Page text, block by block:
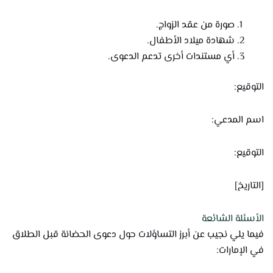
صورة من عقد الزواج.
شهادة ميلاد الأطفال.
أي مستندات أخرى تدعم الدعوى.
التوقيع:
اسم المدعي:
التوقيع:
[التاريخ]
الأسئلة الشائعة
فيما يلي نجيب عن أبرز التساؤلات حول دعوى الحضانة قبل الطلاق
في الإمارات: